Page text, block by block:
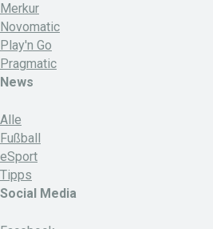
Merkur
Novomatic
Play'n Go
Pragmatic
News
Alle
Fußball
eSport
Tipps
Social Media